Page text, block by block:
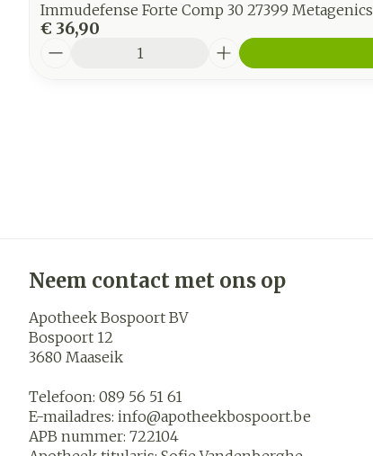
Immudefense Forte Comp 30 27399 Metagenics
€ 36,90
Neem contact met ons op
Apotheek Bospoort BV
Bospoort 12
3680 Maaseik
Telefoon: 089 56 51 61
E-mailadres: info@apotheekbospoort.be
APB nummer: 722104